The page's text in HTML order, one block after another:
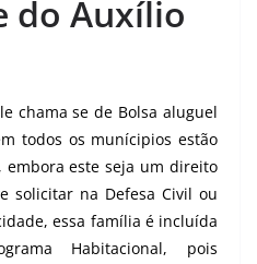
do Auxílio
chama se de Bolsa aluguel
todos os munícipios estão
embora este seja um direito
solicitar na Defesa Civil ou
essa família é incluída
Habitacional, pois